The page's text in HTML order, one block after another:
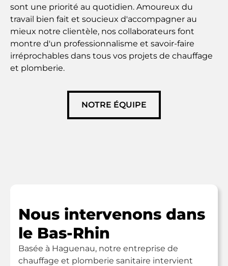
sont une priorité au quotidien. Amoureux du
travail bien fait et soucieux d'accompagner au
mieux notre clientèle, nos collaborateurs font
montre d'un professionnalisme et savoir-faire
irréprochables dans tous vos projets de chauffage
et plomberie.
NOTRE ÉQUIPE
Nous intervenons dans
le Bas-Rhin
Basée à Haguenau, notre entreprise de
chauffage et plomberie sanitaire intervient